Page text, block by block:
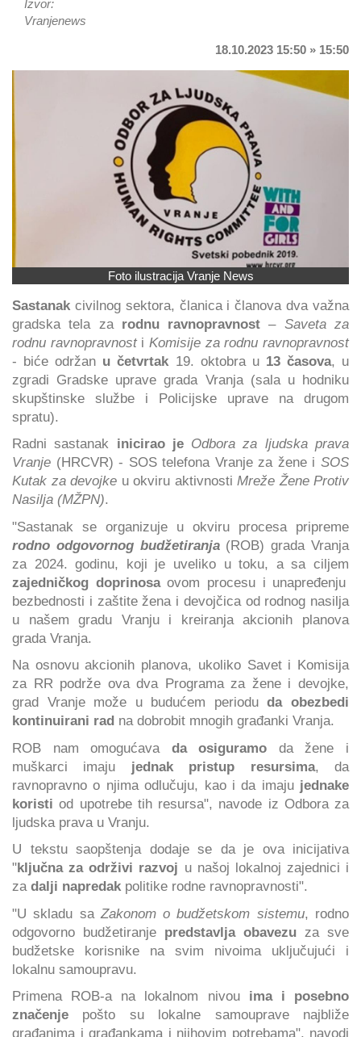
Izvor:
Vranjenews
18.10.2023 15:50 » 15:50
Foto ilustracija Vranje News
Sastanak civilnog sektora, članica i članova dva važna
gradska tela za rodnu ravnopravnost– Saveta za
rodnu ravnopravnostiKomisije za rodnu ravnopravnost
- biće održan u četvrtak 19. oktobra u 13 časova, u
zgradi Gradske uprave grada Vranja (sala u hodniku
skupštinske službe i Policijske uprave na drugom
spratu).
Radni sastanak inicirao je Odbora za ljudska prava
Vranje (HRCVR) - SOS telefona Vranje za žene i SOS
Kutak za devojke u okviru aktivnosti Mreže Žene Protiv
Nasilja (MŽPN).
"Sastanak se organizuje u okviru procesa pripreme
rodno odgovornog budžetiranja(ROB) grada Vranja
za 2024. godinu, koji je uveliko u toku, a sa ciljem
zajedničkog doprinosaovom procesu i unapređenju
bezbednosti i zaštite žena i devojčica od rodnog nasilja
u našem gradu Vranju i kreiranja akcionih planova
grada Vranja.
Na osnovu akcionih planova, ukoliko Savet i Komisija
za RR podrže ova dva Programa za žene i devojke,
grad Vranje može u budućem perioduda obezbedi
kontinuirani rad na dobrobit mnogih građanki Vranja.
ROB nam omogućava da osiguramo da žene i
muškarci imaju jednak pristup resursima, da
ravnopravno o njima odlučuju, kao i da imaju jednake
koristiod upotrebe tih resursa", navode iz Odbora za
ljudska prava u Vranju.
U tekstu saopštenja dodaje se da je ova inicijativa
"ključna za održivi razvoj u našoj lokalnoj zajednici i
za dalji napredak politike rodne ravnopravnosti".
"U skladu sa Zakonom o budžetskom sistemu, rodno
odgovorno budžetiranje predstavlja obavezu za sve
budžetske korisnike na svim nivoima uključujući i
lokalnu samoupravu.
Primena ROB-a na lokalnom nivouima i posebno
značenje pošto su lokalne samouprave najbliže
građanima i građankama i njihovim potrebama", navodi